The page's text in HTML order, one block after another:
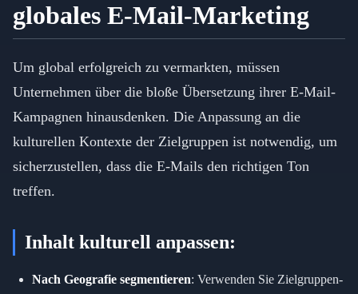
globales E-Mail-Marketing
Um global erfolgreich zu vermarkten, müssen
Unternehmen über die bloße Übersetzung ihrer E-Mail-
Kampagnen hinausdenken. Die Anpassung an die
kulturellen Kontexte der Zielgruppen ist notwendig, um
sicherzustellen, dass die E-Mails den richtigen Ton
treffen.
Inhalt kulturell anpassen:
Nach Geografie segmentieren: Verwenden Sie Zielgruppen-